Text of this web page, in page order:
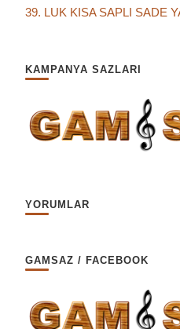
39. LUK KISA SAPLI SADE
KAMPANYA SAZLARI
YORUMLAR
GAMSAZ / FACEBOOK